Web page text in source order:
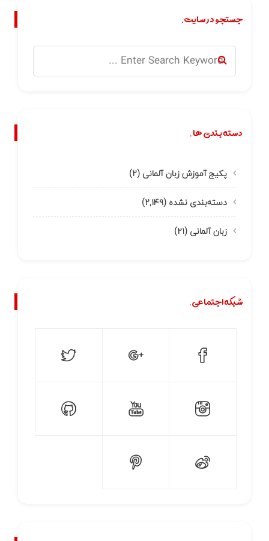
جستجو در سایت.
دسته بندی ها.
پکیج آموزش زبان آلمانی (۲)
دسته‌بندی نشده (۲,۱۴۹)
زبان آلمانی (۲۱)
شبکه اجتماعی.